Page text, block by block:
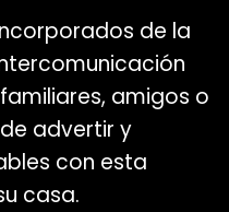
de la
amigos o
advertir y
con esta
casa.